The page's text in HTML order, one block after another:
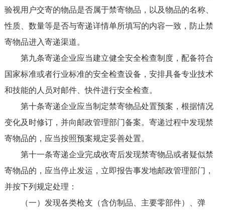
验视用户交寄的物品是否属于禁寄物品，以及物品的名称、
性质、数量等是否与寄递详情单所填写的内容一致，防止禁
寄物品进入寄递渠道。
第九条寄递企业应当建立健全安全检查制度，配备符合
国家标准或者行业标准的安全检查设备，安排具备专业技术
和技能的人员对邮件、快件进行安全检查。
第十条寄递企业应当制定禁寄物品处置预案，根据情况
变化及时修订，并向邮政管理部门备案。寄递过程中发现禁
寄物品的，应当按照预案规定妥善处置。
第十一条寄递企业完成收寄后发现禁寄物品或者疑似禁
寄物品的，应当停止发运，立即报告事发地邮政管理部门，
并按下列规定处理：
（一）发现各类枪支（含仿制品、主要零部件）、弹